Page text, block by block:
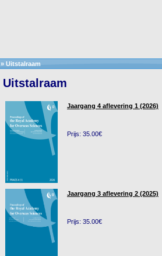
» Uitstalraam
Uitstalraam
Jaargang 4 aflevering 1 (2026)
Prijs: 35.00€
Jaargang 3 aflevering 2 (2025)
Prijs: 35.00€